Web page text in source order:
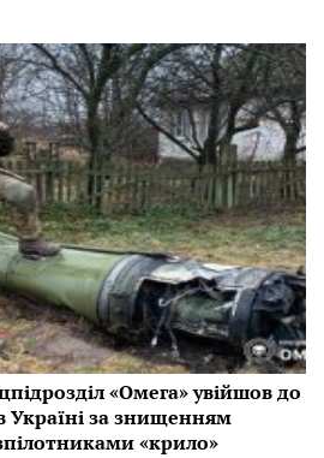
«Омега» увійшов до
Україні за знищенням
«крило»